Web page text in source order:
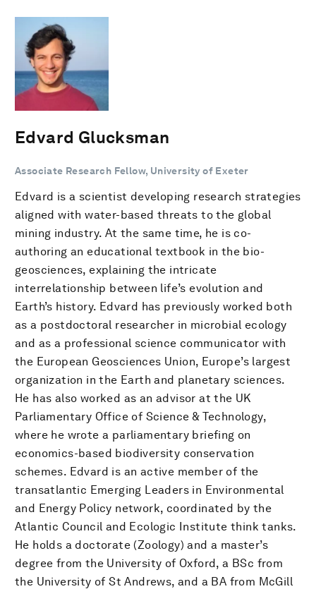
Edvard Glucksman
Associate Research Fellow, University of Exeter
Edvard is a scientist developing research strategies
aligned with water-based threats to the global
mining industry. At the same time, he is co-
authoring an educational textbook in the bio-
geosciences, explaining the intricate
interrelationship between life’s evolution and
Earth’s history. Edvard has previously worked both
as a postdoctoral researcher in microbial ecology
and as a professional science communicator with
the European Geosciences Union, Europe’s largest
organization in the Earth and planetary sciences.
He has also worked as an advisor at the UK
Parliamentary Office of Science & Technology,
where he wrote a parliamentary briefing on
economics-based biodiversity conservation
schemes. Edvard is an active member of the
transatlantic Emerging Leaders in Environmental
and Energy Policy network, coordinated by the
Atlantic Council and Ecologic Institute think tanks.
He holds a doctorate (Zoology) and a master’s
degree from the University of Oxford, a BSc from
the University of St Andrews, and a BA from McGill